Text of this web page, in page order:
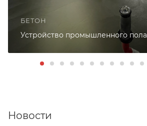
БЕТОН
Устройство промышленного пола
Новости